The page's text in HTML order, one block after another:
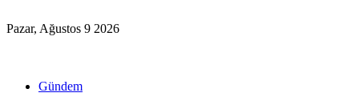
Pazar, Ağustos 9 2026
Gündem